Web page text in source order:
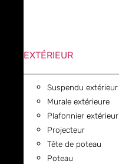
EXTÉRIEUR
Suspendu extérieur
Murale extérieure
Plafonnier extérieur
Projecteur
Tête de poteau
Poteau